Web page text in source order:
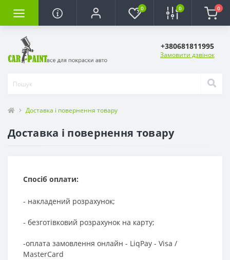
0 0 0
+380681811995
Замовити дзвінок
Доставка і повернення товару
Доставка і повернення товару
Спосіб оплати:
- накладений розрахунок;
- безготівковий розрахунок на карту;
-оплата замовлення онлайн - LiqPay - Visa /
MasterCard